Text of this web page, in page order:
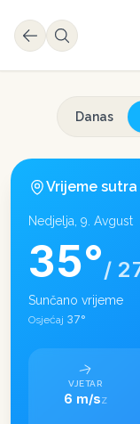
Danas
Vrijeme sutra
Nedjelja, 9. Avgust
35°/
Sunčano vrijeme
Osjećaj 37°
VJETAR
6 m/sZ